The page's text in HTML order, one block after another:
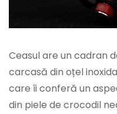
Ceasul are un cadran
carcasă din oțel
care îi conferă un
din piele de crocodil